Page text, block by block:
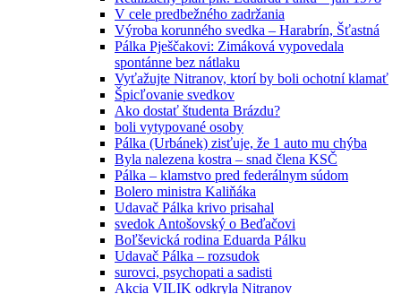
V cele predbežného zadržania
Výroba korunného svedka – Harabrín, Šťastná
Pálka Pješčakovi: Zimáková vypovedala
spontánne bez nátlaku
Vyťažujte Nitranov, ktorí by boli ochotní klamať
Špicľovanie svedkov
Ako dostať študenta Brázdu?
boli vytypované osoby
Pálka (Urbánek) zisťuje, že 1 auto mu chýba
Byla nalezena kostra – snad člena KSČ
Pálka – klamstvo pred federálnym súdom
Bolero ministra Kaliňáka
Udavač Pálka krivo prisahal
svedok Antošovský o Beďačovi
Boľševická rodina Eduarda Pálku
Udavač Pálka – rozsudok
surovci, psychopati a sadisti
Akcia VILIK odkryla Nitranov